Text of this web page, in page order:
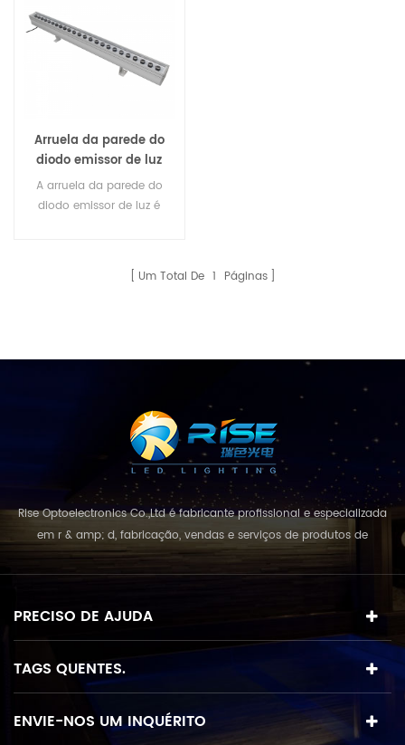
Arruela da parede do
diodo emissor de luz
de 24x3W IP65 com
controlador de DMX
A arruela da parede do
diodo emissor de luz é
do diodo emissor de luz,
luz da arruela da parede
da parede, etc. Todos eles
Edison. A luz conduzida
da lavagem da parede
funcionamento:
Um Total De 1 Páginas
Rise Optoelectronics Co.,Ltd é fabricante profissional e especializada
em r & amp; d, fabricação, vendas e serviços de produtos de
iluminação led, com uma grande variedade de unidades de
iluminação para uso residencial, comercial e lanscape. com o
serviço acima de tudo", combinando e...
PRECISO DE AJUDA
TAGS QUENTES.
ENVIE-NOS UM INQUÉRITO